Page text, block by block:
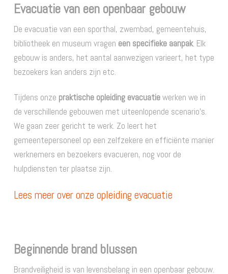
Evacuatie van een openbaar gebouw
De evacuatie van een sporthal, zwembad, gemeentehuis,
bibliotheek en museum vragen een specifieke aanpak. Elk
gebouw is anders, het aantal aanwezigen varieert, het type
bezoekers kan anders zijn etc.
Tijdens onze praktische opleiding evacuatiewerken we in
de verschillende gebouwen met uiteenlopende scenario’s.
We gaan zeer gericht te werk. Zo leert het
gemeentepersoneel op een zelfzekere en efficiënte manier
werknemers en bezoekers evacueren, nog voor de
hulpdiensten ter plaatse zijn.
Lees meer over onze opleiding evacuatie
Beginnende brand blussen
Brandveiligheid is van levensbelang in een openbaar gebouw.